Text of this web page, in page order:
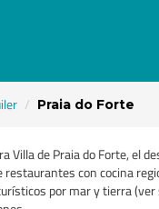
Praia do Forte
Villa de Praia do Forte, el
con cocina
por mar y tierra